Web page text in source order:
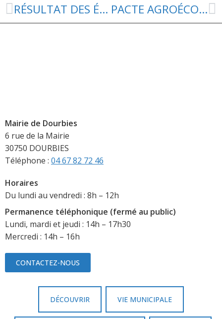
RÉSULTAT DES ÉLECTIONS EUROPÉENNES 20024 – DOURBIES PACTE AGROÉCOLOGIQUE – 25 JUIN À TRÈVES
Mairie de Dourbies
6 rue de la Mairie
30750 DOURBIES
Téléphone : 04 67 82 72 46
Horaires
Du lundi au vendredi : 8h – 12h
Permanence téléphonique (fermé au public)
Lundi, mardi et jeudi : 14h – 17h30
Mercredi : 14h – 16h
CONTACTEZ-NOUS
DÉCOUVRIR VIE MUNICIPALE